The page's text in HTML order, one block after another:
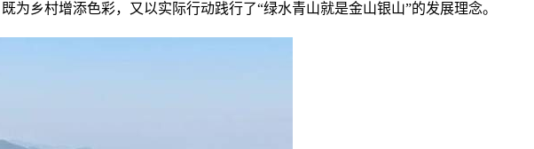
乡村增添色彩，又以实际行动践行了“绿水青山就是金山银山”的发展理念。